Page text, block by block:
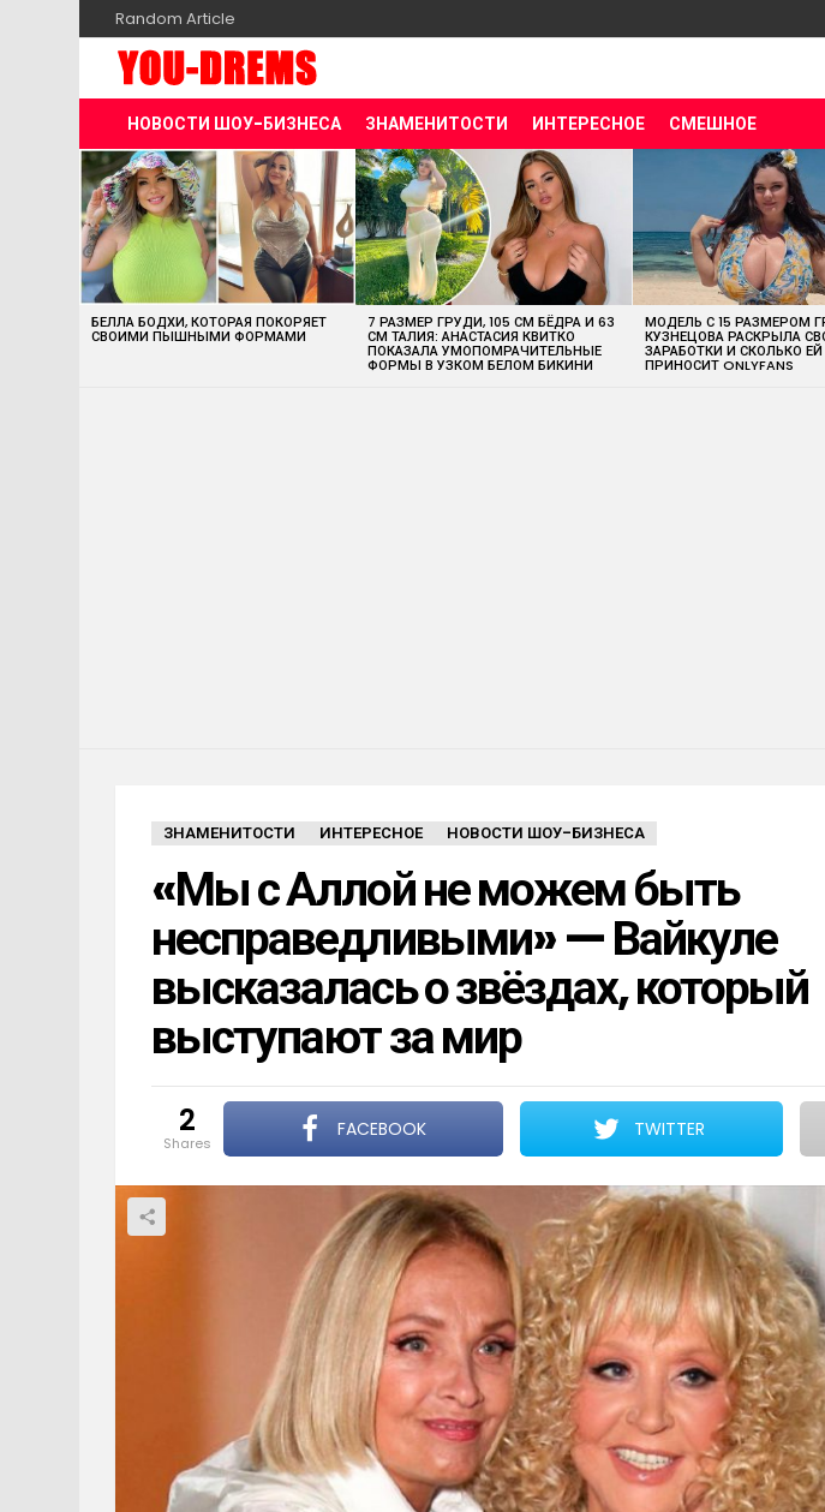
Random Article
НОВОСТИ ШОУ-БИЗНЕСА ЗНАМЕНИТОСТИ ИНТЕРЕСНОЕ СМЕШНОЕ
MOST
VIEWED
STORIES
БЕЛЛА БОДХИ, КОТОРАЯ ПОКОРЯЕТ
СВОИМИ ПЫШНЫМИ ФОРМАМИ
7 РАЗМЕР ГРУДИ, 105 СМ БЁДРА И 63
СМ ТАЛИЯ: АНАСТАСИЯ КВИТКО
ПОКАЗАЛА УМОПОМРАЧИТЕЛЬНЫЕ
ФОРМЫ В УЗКОМ БЕЛОМ БИКИНИ
МОДЕЛЬ С 15 РАЗМЕРОМ
КУЗНЕЦОВА РАСКРЫЛА
ЗАРАБОТКИ И СКОЛЬКО ЕЙ
ПРИНОСИТ ONLYFANS
ЗНАМЕНИТОСТИ ИНТЕРЕСНОЕ НОВОСТИ ШОУ-БИЗНЕСА
«Мы с Аллой не можем быть
несправедливыми» — Вайкуле
высказалась о звёздах, который
выступают за мир
2
shares
FACEBOOK TWITTER